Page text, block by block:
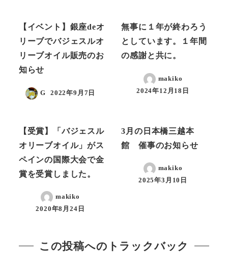
【イベント】銀座deオ
リーブでバジェスルオ
リーブオイル販売のお
知らせ
G 2022年9月7日
無事に１年が終わろう
としています。１年間
の感謝と共に。
makiko
2024年12月18日
【受賞】「バジェスル
オリーブオイル」がス
ペインの国際大会で金
賞を受賞しました。
makiko
2020年8月24日
3月の日本橋三越本
館 催事のお知らせ
makiko
2025年3月10日
この投稿へのトラックバック